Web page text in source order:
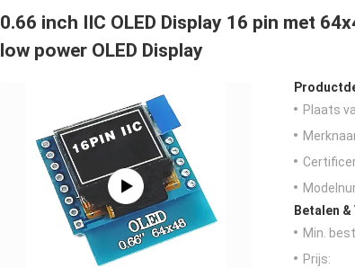
0.66 inch IIC OLED Display 16 pin met
low power OLED Display
Plaats
Betalen
Min.
Prijs: